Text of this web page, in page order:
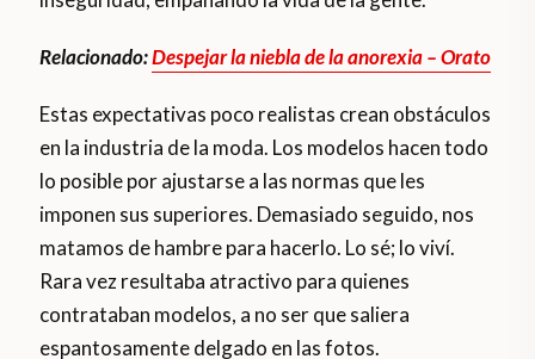
Relacionado:Despejar la niebla de la anorexia – Orato
Estas expectativas poco realistas crean obstáculos
en la industria de la moda. Los modelos hacen todo
lo posible por ajustarse a las normas que les
imponen sus superiores. Demasiado seguido, nos
matamos de hambre para hacerlo. Lo sé; lo viví.
Rara vez resultaba atractivo para quienes
contrataban modelos, a no ser que saliera
espantosamente delgado en las fotos.